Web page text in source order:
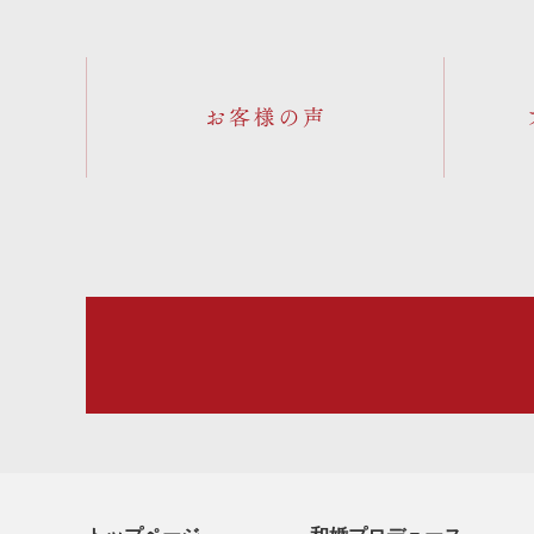
お客様の声